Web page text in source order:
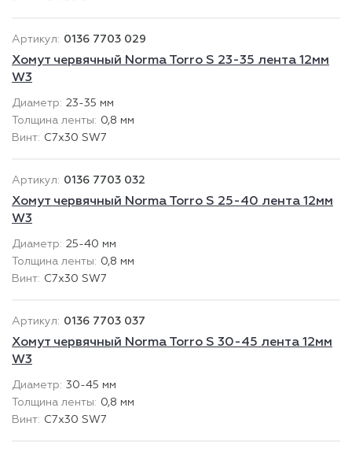
0136 7703 029
Хомут червячный Norma Torro S 23-35 лента 12мм
W3
23-35 мм
0,8 мм
C7x30 SW7
0136 7703 032
Хомут червячный Norma Torro S 25-40 лента 12мм
W3
25-40 мм
0,8 мм
C7x30 SW7
0136 7703 037
Хомут червячный Norma Torro S 30-45 лента 12мм
W3
30-45 мм
0,8 мм
C7x30 SW7